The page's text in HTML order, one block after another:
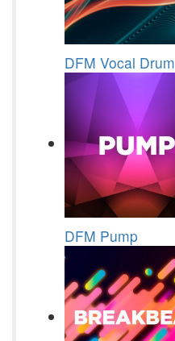
DFM Vocal Drum
DFM Pump